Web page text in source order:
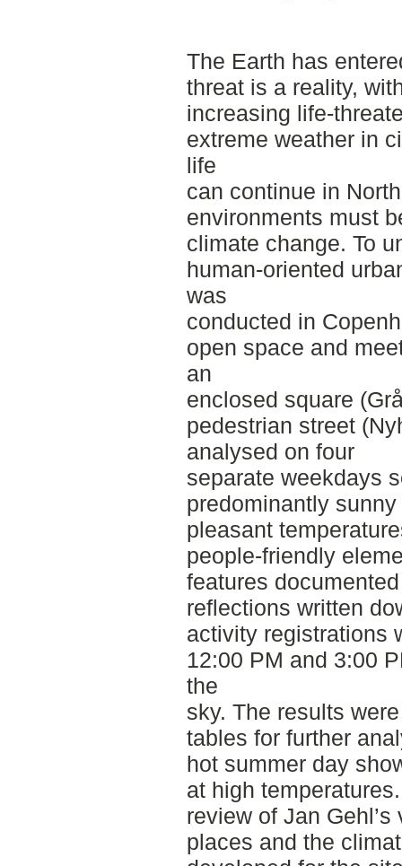
The Earth has
threat is a reality,
increasing life-
extreme weather in
life
can continue in
environments must
climate change. To
human‑oriented
was
conducted in
open space and
an
enclosed square
pedestrian street
analysed on four
separate weekdays
predominantly
pleasant
people-friendly
features
reflections written
activity registrations
12:00 PM and 3:00
the
sky. The results
tables for further
hot summer day
at high
review of Jan
places and the